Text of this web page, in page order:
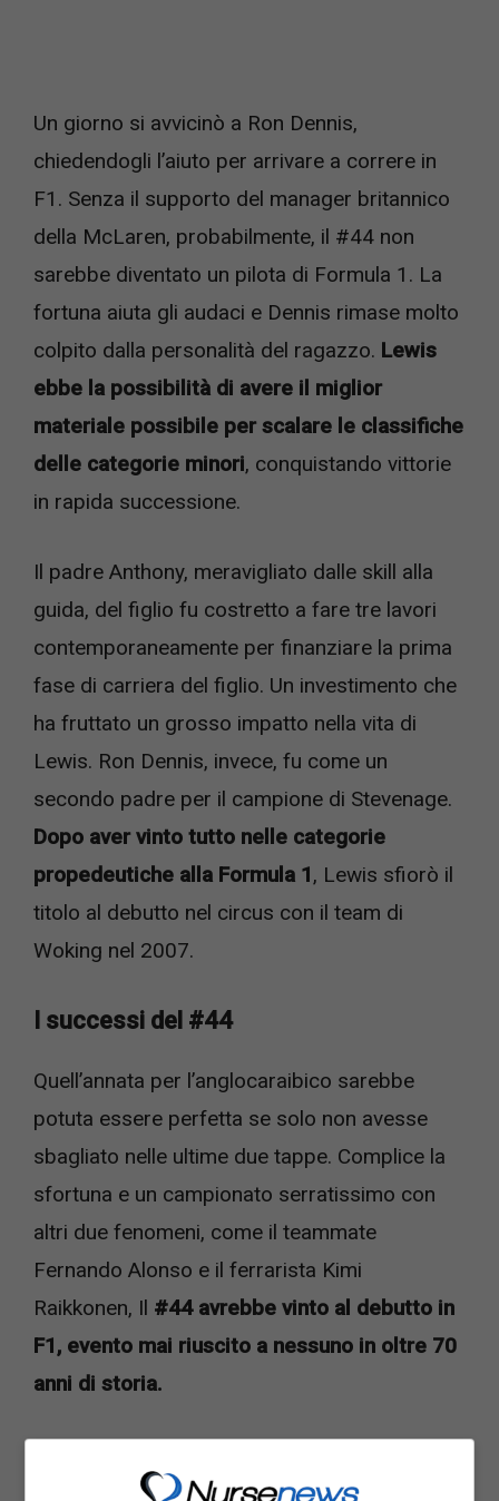
Un giorno si avvicinò a Ron Dennis,
chiedendogli l’aiuto per arrivare a correre in
F1. Senza il supporto del manager britannico
della McLaren, probabilmente, il #44 non
sarebbe diventato un pilota di Formula 1. La
fortuna aiuta gli audaci e Dennis rimase molto
colpito dalla personalità del ragazzo. Lewis
ebbe la possibilità di avere il miglior
materiale possibile per scalare le classifiche
delle categorie minori, conquistando vittorie
in rapida successione.
Il padre Anthony, meravigliato dalle skill alla
guida, del figlio fu costretto a fare tre lavori
contemporaneamente per finanziare la prima
fase di carriera del figlio. Un investimento che
ha fruttato un grosso impatto nella vita di
Lewis. Ron Dennis, invece, fu come un
secondo padre per il campione di Stevenage.
Dopo aver vinto tutto nelle categorie
propedeutiche alla Formula 1, Lewis sfiorò il
titolo al debutto nel circus con il team di
Woking nel 2007.
I successi del #44
Quell’annata per l’anglocaraibico sarebbe
potuta essere perfetta se solo non avesse
sbagliato nelle ultime due tappe. Complice la
sfortuna e un campionato serratissimo con
altri due fenomeni, come il teammate
Fernando Alonso e il ferrarista Kimi
Raikkonen, Il #44 avrebbe vinto al debutto in
F1, evento mai riuscito a nessuno in oltre 70
anni di storia.
mondo asturiano che non si aspettava di